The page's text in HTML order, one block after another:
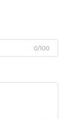
0/100